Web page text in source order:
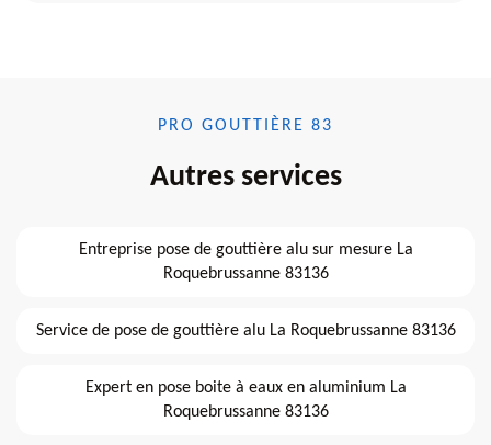
PRO GOUTTIÈRE 83
Autres services
Entreprise pose de gouttière alu sur mesure La
Roquebrussanne 83136
Service de pose de gouttière alu La Roquebrussanne 83136
Expert en pose boite à eaux en aluminium La
Roquebrussanne 83136